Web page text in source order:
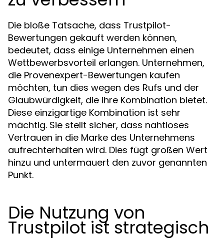
Die bloße Tatsache, dass Trustpilot-
Bewertungen gekauft werden können,
bedeutet, dass einige Unternehmen einen
Wettbewerbsvorteil erlangen. Unternehmen,
die Provenexpert-Bewertungen kaufen
möchten, tun dies wegen des Rufs und der
Glaubwürdigkeit, die ihre Kombination bietet.
Diese einzigartige Kombination ist sehr
mächtig. Sie stellt sicher, dass nahtloses
Vertrauen in die Marke des Unternehmens
aufrechterhalten wird. Dies fügt großen Wert
hinzu und untermauert den zuvor genannten
Punkt.
Die Nutzung von
Trustpilot ist strategisch